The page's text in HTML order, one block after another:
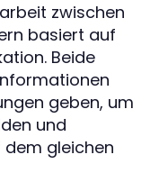
zwischen
basiert auf
Beide
geben, um
und
dem gleichen